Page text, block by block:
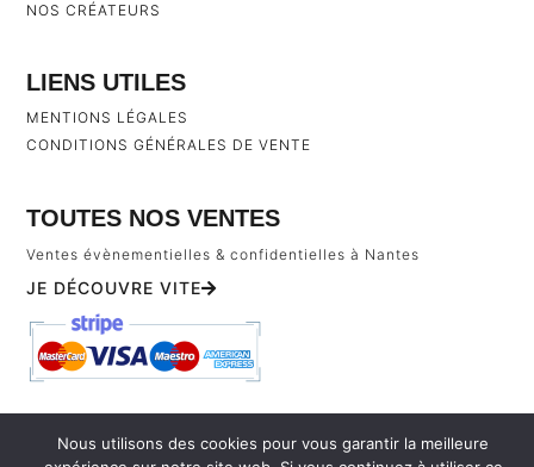
NOS CRÉATEURS
LIENS UTILES
MENTIONS LÉGALES
CONDITIONS GÉNÉRALES DE VENTE
TOUTES NOS VENTES
Ventes évènementielles & confidentielles à Nantes
JE DÉCOUVRE VITE
TOUS DROITS RÉSERVÉS À ACCESSTORY BY PASSEDEVANT © 2026
Nous utilisons des cookies pour vous garantir la meilleure